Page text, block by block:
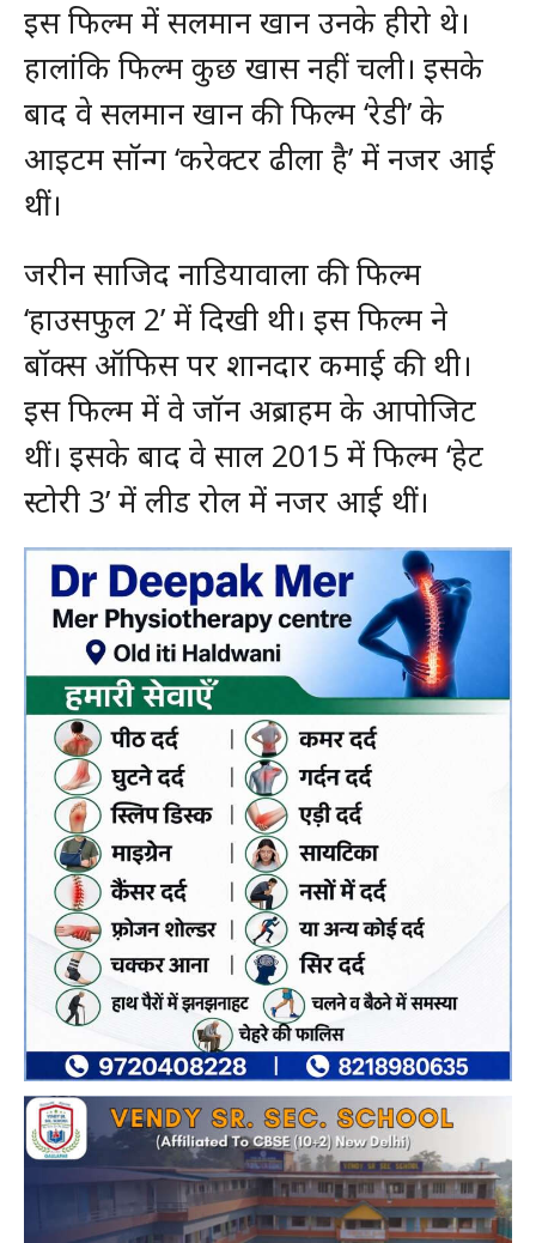
इस फिल्‍म में सलमान खान उनके हीरो थे।
हालांकि फिल्‍म कुछ खास नहीं चली। इसके
बाद वे सलमान खान की फिल्‍म ‘रेडी’ के
आइटम सॉन्‍ग ‘करेक्‍टर ढीला है’ में नजर आई
थीं।
जरीन साजिद नाडियावाला की फिल्‍म
‘हाउसफुल 2’ में दिखी थी। इस फिल्‍म ने
बॉक्‍स ऑफिस पर शानदार कमाई की थी।
इस फिल्‍म में वे जॉन अब्राहम के आपोजिट
थीं। इसके बाद वे साल 2015 में फिल्‍म ‘हेट
स्‍टोरी 3’ में लीड रोल में नजर आई थीं।